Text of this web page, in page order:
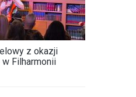
z okazji
Filharmonii